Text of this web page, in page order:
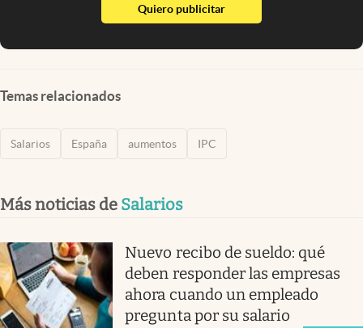
Quiero publicitarabre en nueva pestaña
Temas relacionados
Salarios España aumentos IPC
Más noticias de Salarios
Nuevo recibo de sueldo: qué
deben responder las empresas
ahora cuando un empleado
pregunta por su salario